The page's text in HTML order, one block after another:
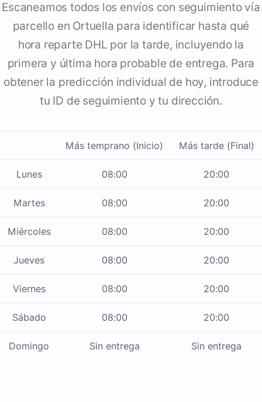
Escaneamos todos los envíos con seguimiento vía
parcello en Ortuella para identificar hasta qué
hora reparte DHL por la tarde, incluyendo la
primera y última hora probable de entrega. Para
obtener la predicción individual de hoy, introduce
tu ID de seguimiento y tu dirección.
Más temprano (Inicio) Más tarde (Final)
Lunes 08:00 20:00
Martes 08:00 20:00
Miércoles 08:00 20:00
Jueves 08:00 20:00
Viernes 08:00 20:00
Sábado 08:00 20:00
Domingo Sin entrega Sin entrega